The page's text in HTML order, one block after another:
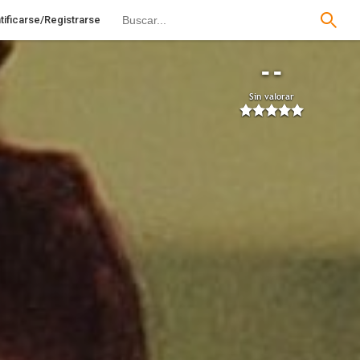
Registrarse
--
Sin valorar